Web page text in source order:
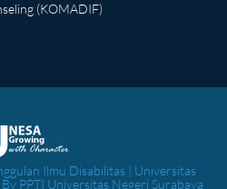
(KOMADIF)
Ilmu Disabilitas | Universitas
PPTI Universitas Negeri Surabaya